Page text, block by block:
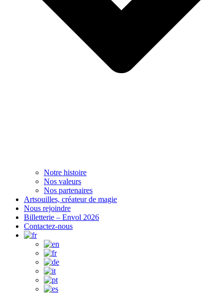
Notre histoire
Nos valeurs
Nos partenaires
Artsouilles, créateur de magie
Nous rejoindre
Billetterie – Envol 2026
Contactez-nous